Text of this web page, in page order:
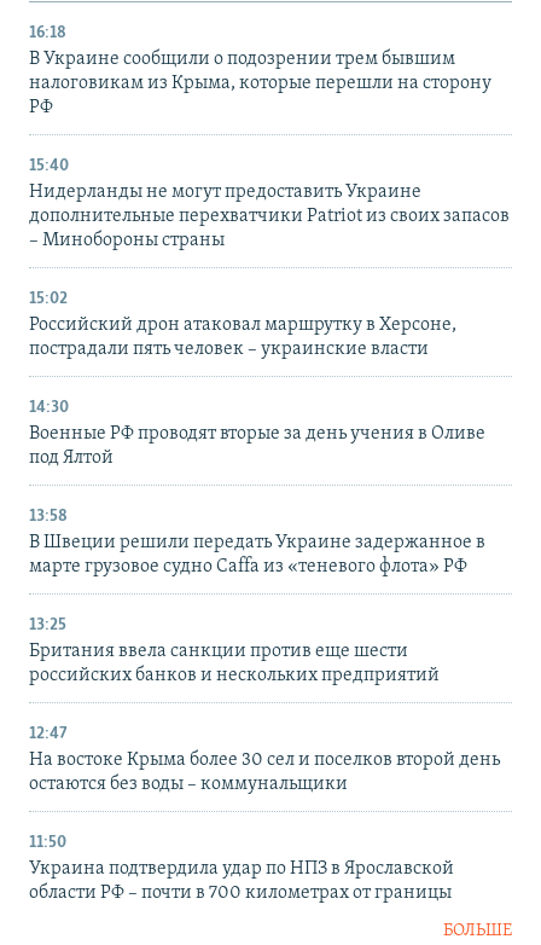
16:18
В Украине сообщили о подозрении трем бывшим
налоговикам из Крыма, которые перешли на сторону
РФ
15:40
Нидерланды не могут предоставить Украине
дополнительные перехватчики Patriot из своих запасов
– Минобороны страны
15:02
Российский дрон атаковал маршрутку в Херсоне,
пострадали пять человек – украинские власти
14:30
Военные РФ проводят вторые за день учения в Оливе
под Ялтой
13:58
В Швеции решили передать Украине задержанное в
марте грузовое судно Caffa из «теневого флота» РФ
13:25
Британия ввела санкции против еще шести
российских банков и нескольких предприятий
12:47
На востоке Крыма более 30 сел и поселков второй день
остаются без воды – коммунальщики
11:50
Украина подтвердила удар по НПЗ в Ярославской
области РФ – почти в 700 километрах от границы
БОЛЬШЕ